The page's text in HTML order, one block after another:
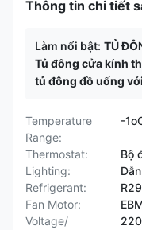
Thông tin chi tiết
Làm nổi bật: TỦ
Tủ đông cửa kính
tủ đông đồ uống
Temperature
Range:
-
Thermostat:
Bộ
Lighting:
Refrigerant:
Fan Motor:
Voltage/